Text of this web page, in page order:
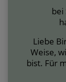
bei
Liebe
Weise,
bist. Für